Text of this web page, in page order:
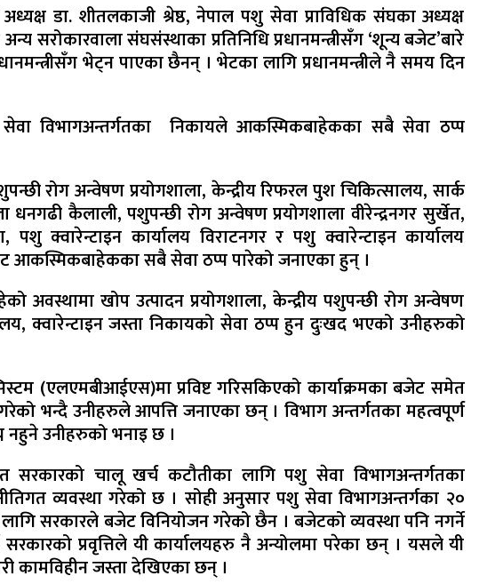
डा. शीतलकाजी श्रेष्ठ, नेपाल पशु सेवा प्राविधिक संघका अध्यक्ष
सरोकारवाला संघसंस्थाका प्रतिनिधि प्रधानमन्त्रीसँग ‘शून्य बजेट’बारे
भेट्न पाएका छैनन् । भेटका लागि प्रधानमन्त्रीले नै समय दिन
विभागअन्तर्गतका निकायले आकस्मिकबाहेकका सबै सेवा ठप्प
रोग अन्वेषण प्रयोगशाला, केन्द्रीय रिफरल पुश चिकित्सालय, सार्क
कैलाली, पशुपन्छी रोग अन्वेषण प्रयोगशाला वीरेन्द्रनगर सुर्खेत,
पशु क्वारेन्टाइन कार्यालय विराटनगर र पशु क्वारेन्टाइन कार्यालय
आकस्मिकबाहेकका सबै सेवा ठप्प पारेको जनाएका हुन् ।
अवस्थामा खोप उत्पादन प्रयोगशाला, केन्द्रीय पशुपन्छी रोग अन्वेषण
क्वारेन्टाइन जस्ता निकायको सेवा ठप्प हुन दुःखद भएको उनीहरुको
(एलएमबीआईएस)मा प्रविष्ट गरिसकिएको कार्याक्रमका बजेट समेत
भन्दै उनीहरुले आपत्ति जनाएका छन् । विभाग अन्तर्गतका महत्वपूर्ण
नहुने उनीहरुको भनाइ छ ।
सरकारको चालू खर्च कटौतीका लागि पशु सेवा विभागअन्तर्गतका
व्यवस्था गरेको छ । सोही अनुसार पशु सेवा विभागअन्तर्गका २०
सरकारले बजेट विनियोजन गरेको छैन । बजेटको व्यवस्था पनि नगर्ने
सरकारको प्रवृत्तिले यी कार्यालयहरु नै अन्योलमा परेका छन् । यसले यी
कामविहीन जस्ता देखिएका छन् ।